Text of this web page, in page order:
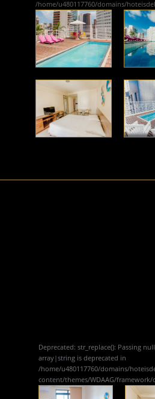
/home/u480117760/domains/
Deprecated: str_replace(): Passing
array|string is deprecated in
/home/u480117760/domains/
content/themes/WDAAG/